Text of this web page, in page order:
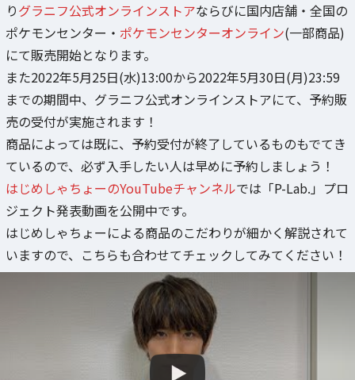
りグラニフ公式オンラインストアならびに国内店舗・全国の
ポケモンセンター・ ポケモンセンターオンライン(一部商品)
にて販売開始となります。
また2022年5月25日(水)13:00から2022年5月30日(月)23:59
までの期間中、グラニフ公式オンラインストアにて、予約販
売の受付が実施されます！
商品によっては既に、予約受付が終了しているものもでてき
ているので、必ず入手したい人は早めに予約しましょう！
はじめしゃちょーのYouTubeチャンネルでは「P-Lab.」プロ
ジェクト発表動画を公開中です。
はじめしゃちょーによる商品のこだわりが細かく解説されて
いますので、こちらも合わせてチェックしてみてください！